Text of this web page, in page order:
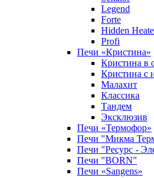
Legend
Forte
Hidden
Profi
Печи «Кристина»
Кристина в
Кристина с
Малахит
Классика
Тандем
Эксклюзив
Печи «Термофор»
Печи "Микма
Печи "Ресурс -
Печи "BORN"
Печи «Sangens»